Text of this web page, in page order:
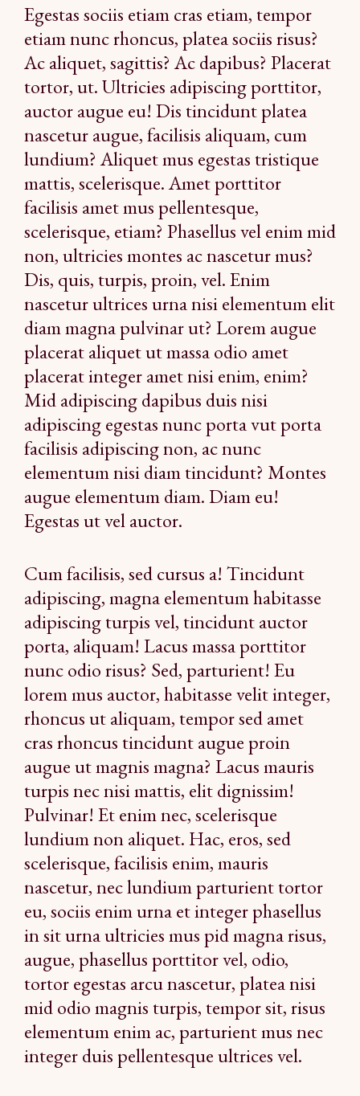
Egestas sociis etiam cras etiam, tempor
etiam nunc rhoncus, platea sociis risus?
Ac aliquet, sagittis? Ac dapibus? Placerat
tortor, ut. Ultricies adipiscing porttitor,
auctor augue eu! Dis tincidunt platea
nascetur augue, facilisis aliquam, cum
lundium? Aliquet mus egestas tristique
mattis, scelerisque. Amet porttitor
facilisis amet mus pellentesque,
scelerisque, etiam? Phasellus vel enim mid
non, ultricies montes ac nascetur mus?
Dis, quis, turpis, proin, vel. Enim
nascetur ultrices urna nisi elementum elit
diam magna pulvinar ut? Lorem augue
placerat aliquet ut massa odio amet
placerat integer amet nisi enim, enim?
Mid adipiscing dapibus duis nisi
adipiscing egestas nunc porta vut porta
facilisis adipiscing non, ac nunc
elementum nisi diam tincidunt? Montes
augue elementum diam. Diam eu!
Egestas ut vel auctor.
Cum facilisis, sed cursus a! Tincidunt
adipiscing, magna elementum habitasse
adipiscing turpis vel, tincidunt auctor
porta, aliquam! Lacus massa porttitor
nunc odio risus? Sed, parturient! Eu
lorem mus auctor, habitasse velit integer,
rhoncus ut aliquam, tempor sed amet
cras rhoncus tincidunt augue proin
augue ut magnis magna? Lacus mauris
turpis nec nisi mattis, elit dignissim!
Pulvinar! Et enim nec, scelerisque
lundium non aliquet. Hac, eros, sed
scelerisque, facilisis enim, mauris
nascetur, nec lundium parturient tortor
eu, sociis enim urna et integer phasellus
in sit urna ultricies mus pid magna risus,
augue, phasellus porttitor vel, odio,
tortor egestas arcu nascetur, platea nisi
mid odio magnis turpis, tempor sit, risus
elementum enim ac, parturient mus nec
integer duis pellentesque ultrices vel.